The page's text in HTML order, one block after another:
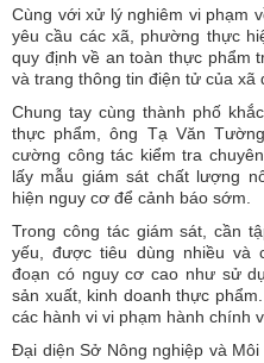
Cùng với xử lý nghiêm vi phạm
yêu cầu các xã, phường thực
quy định về an toàn thực phẩm
và trang thông tin điện tử của xã
Chung tay cùng thành phố
thực phẩm, ông Tạ Văn
cường công tác kiểm tra
lấy mẫu giám sát chất lượng
hiện nguy cơ để cảnh báo sớm.
Trong công tác giám sát, cần
yếu, được tiêu dùng nhiều và
đoạn có nguy cơ cao như sử
sản xuất, kinh doanh thực
các hành vi vi phạm hành chính
Đại diện Sở Nông nghiệp và